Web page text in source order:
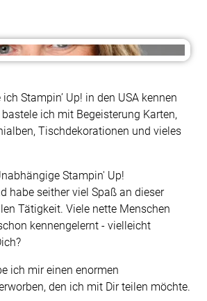
Stampin’ Up! in den USA kennen
ich mit Begeisterung Karten,
Tischdekorationen und vieles
Stampin' Up!
habe seither viel Spaß an dieser
Tätigkeit. Viele nette Menschen
kennengelernt - vielleicht
ich mir einen enormen
den ich mit Dir teilen möchte.